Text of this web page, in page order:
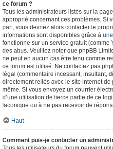
ce forum ?
Tous les administrateurs listés sur la
approprié concernant ces problèmes. Si
part, vous devriez alors contacter le
informations sont disponibles grâce à
fonctionne sur un service gratuit (comme
des abus. Veuillez noter que phpBB
ne peut en aucun cas être tenu comme
ce forum est utilisé. Ne contactez pas
légal (commentaire incessant, insultant,
directement reliés avec le site internet
même. Si vous envoyez un courrier
d’une utilisation de tierce partie de ce
laconique ou à ne pas recevoir de
Haut
Comment puis-je contacter un